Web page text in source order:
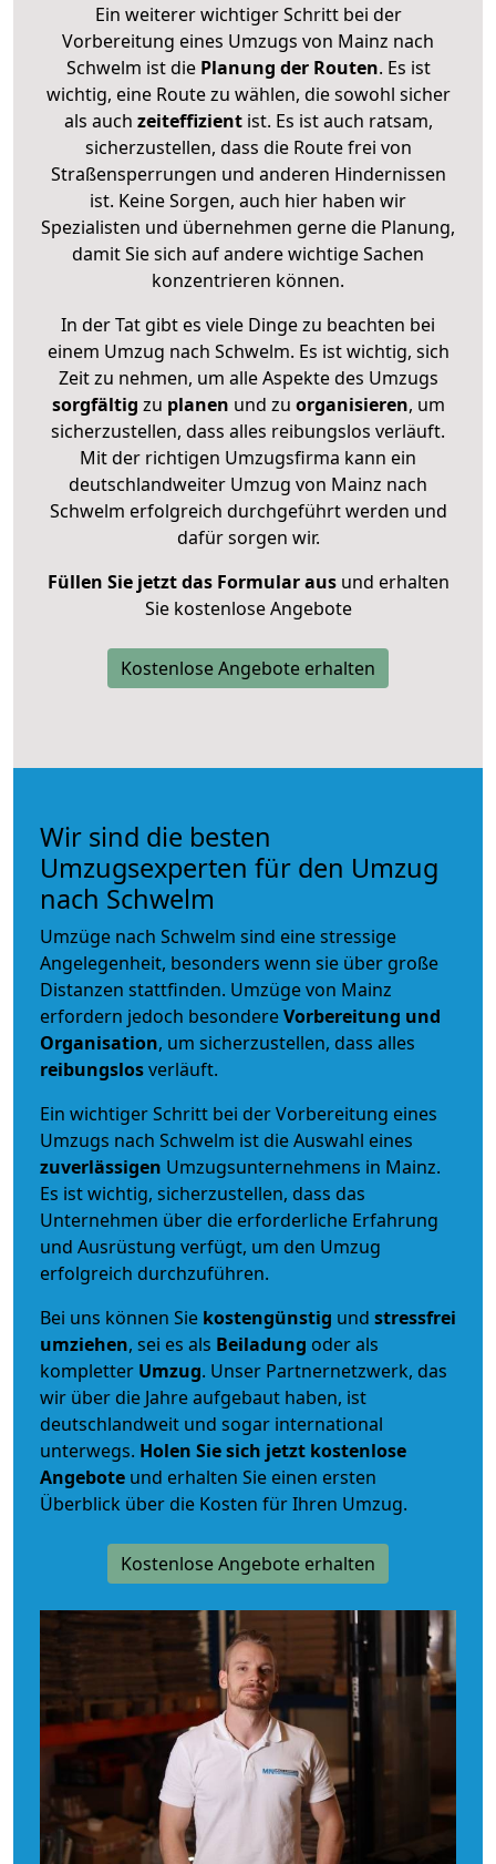
Ein weiterer wichtiger Schritt bei der
Vorbereitung eines Umzugs von Mainz nach
Schwelm ist diePlanung der Routen. Es ist
wichtig, eine Route zu wählen, die sowohl sicher
als auch zeiteffizientist. Es ist auch ratsam,
sicherzustellen, dass die Route frei von
Straßensperrungen und anderen Hindernissen
ist. Keine Sorgen, auch hier haben wir
Spezialisten und übernehmen gerne die Planung,
damit Sie sich auf andere wichtige Sachen
konzentrieren können.
In der Tat gibt es viele Dinge zu beachten bei
einem Umzug nach Schwelm. Es ist wichtig, sich
Zeit zu nehmen, um alle Aspekte des Umzugs
sorgfältig zu planen und zu organisieren, um
sicherzustellen, dass alles reibungslos verläuft.
Mit der richtigen Umzugsfirma kann ein
deutschlandweiter Umzug von Mainz nach
Schwelm erfolgreich durchgeführt werden und
dafür sorgen wir.
Füllen Sie jetzt das Formular ausund erhalten
Sie kostenlose Angebote
Kostenlose Angebote erhalten
Wir sind die besten
Umzugsexperten für den Umzug
nach Schwelm
Umzüge nach Schwelm sind eine stressige
Angelegenheit, besonders wenn sie über große
Distanzen stattfinden. Umzüge von Mainz
erfordern jedoch besondereVorbereitung und
Organisation, um sicherzustellen, dass alles
reibungslosverläuft.
Ein wichtiger Schritt bei der Vorbereitung eines
Umzugs nach Schwelm ist die Auswahl eines
zuverlässigen Umzugsunternehmens in Mainz.
Es ist wichtig, sicherzustellen, dass das
Unternehmen über die erforderliche Erfahrung
und Ausrüstung verfügt, um den Umzug
erfolgreich durchzuführen.
Bei uns können Sie kostengünstig und stressfrei
umziehen, sei es als Beiladung oder als
kompletter Umzug. Unser Partnernetzwerk, das
wir über die Jahre aufgebaut haben, ist
deutschlandweit und sogar international
unterwegs. Holen Sie sich jetzt kostenlose
Angebote und erhalten Sie einen ersten
Überblick über die Kosten für Ihren Umzug.
Kostenlose Angebote erhalten